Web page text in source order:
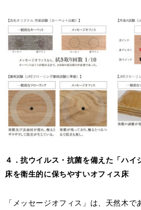
４．抗ウイルス・抗菌を備えた「ハ
床を衛生的に保ちやすいオフィス床
「メッセージオフィス」は、天然木